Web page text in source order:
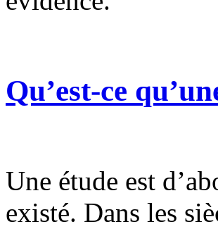
Qu’est-ce
Une étude est
existé. Dans les